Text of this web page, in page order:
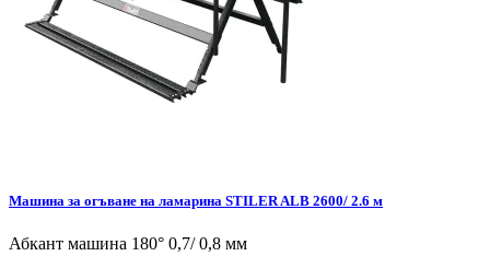
Машина за огъване на ламарина STILER ALB 2600/ 2.6 м
Абкант машина 180° 0,7/ 0,8 мм